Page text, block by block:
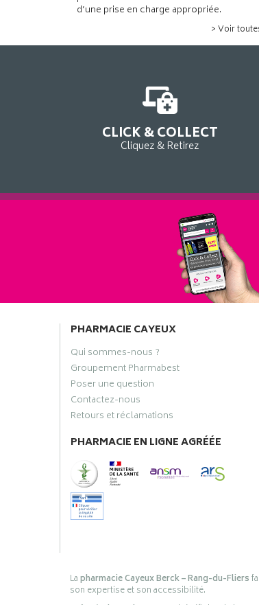
d’une prise en charge appropriée.
> Voir
CLICK & COLLECT
Cliquez & Retirez
PHARMACIE CAYEUX
Qui sommes-nous ?
Groupement Pharmabest
Poser une question
Contactez-nous
Retours et réclamations
PHARMACIE EN LIGNE AGRÉÉE
Lapharmacie Cayeux Berck – Rang-du-Fliers
son expertise et son accessibilité.